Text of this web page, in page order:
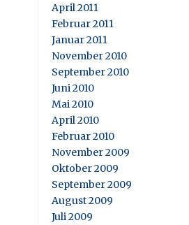
April 2011
Februar 2011
Januar 2011
November 2010
September 2010
Juni 2010
Mai 2010
April 2010
Februar 2010
November 2009
Oktober 2009
September 2009
August 2009
Juli 2009